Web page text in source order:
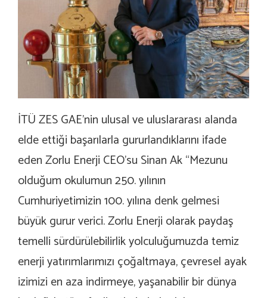
İTÜ ZES GAE’nin ulusal ve uluslararası alanda
elde ettiği başarılarla gururlandıklarını ifade
eden Zorlu Enerji CEO’su Sinan Ak “Mezunu
olduğum okulumun 250. yılının
Cumhuriyetimizin 100. yılına denk gelmesi
büyük gurur verici. Zorlu Enerji olarak paydaş
temelli sürdürülebilirlik yolculuğumuzda temiz
enerji yatırımlarımızı çoğaltmaya, çevresel ayak
izimizi en aza indirmeye, yaşanabilir bir dünya